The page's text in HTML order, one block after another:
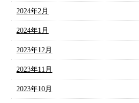
2024年2月
2024年1月
2023年12月
2023年11月
2023年10月